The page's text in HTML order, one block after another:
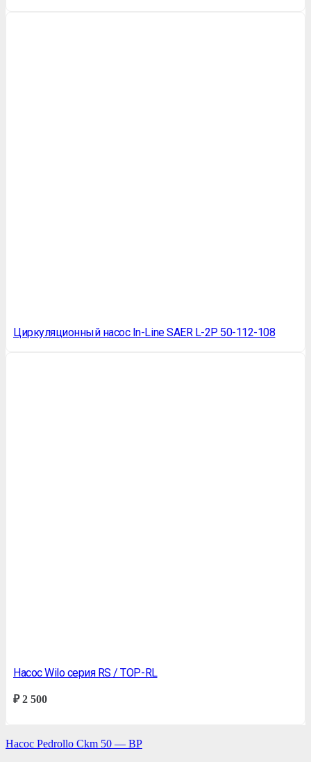
Циркуляционный насос In-Line SAER L-2P 50-112-108
Насос Wilo серия RS / TOP-RL
₽2 500
Насос Pedrollo Ckm 50 — BP